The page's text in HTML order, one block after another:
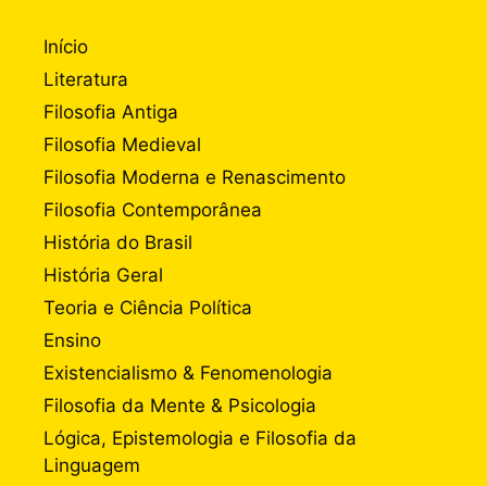
Início
Literatura
Filosofia Antiga
Filosofia Medieval
Filosofia Moderna e Renascimento
Filosofia Contemporânea
História do Brasil
História Geral
Teoria e Ciência Política
Ensino
Existencialismo & Fenomenologia
Filosofia da Mente & Psicologia
Lógica, Epistemologia e Filosofia da
Linguagem